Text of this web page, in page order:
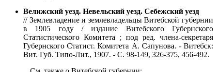
Велижский уезд. Невельский уезд. Себежский уезд
// Землевладение и землевладельцы Витебской губернии
в 1905 году / издание Витебского Губернского
Статистического Комитета ; под ред. члена-секретаря
Губернского Статист. Комитета А. Сапунова. - Витебск:
Вит. Губ. Типо-Лит., 1907. - С. 98-149, 326-375, 456-492.